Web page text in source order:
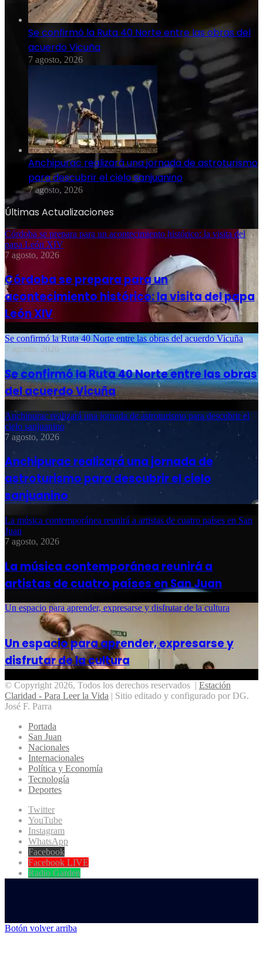
Se confirmó la Ruta 40 Norte entre las obras del
acuerdo Vicuña
7 agosto, 2026
Anchipurac realizará una jornada de astroturismo
para descubrir el cielo sanjuanino
7 agosto, 2026
Últimas Actualizaciones
Córdoba se prepara para un acontecimiento histórico: la visita del
papa León XIV
7 agosto, 2026
Córdoba se prepara para un
acontecimiento histórico: la visita del papa
León XIV
Se confirmó la Ruta 40 Norte entre las obras del acuerdo Vicuña
7 agosto, 2026
Se confirmó la Ruta 40 Norte entre las obras
del acuerdo Vicuña
Anchipurac realizará una jornada de astroturismo para descubrir el
cielo sanjuanino
7 agosto, 2026
Anchipurac realizará una jornada de
astroturismo para descubrir el cielo
sanjuanino
La música contemporánea reunirá a artistas de cuatro países en San
Juan
7 agosto, 2026
La música contemporánea reunirá a
artistas de cuatro países en San Juan
Un espacio para aprender, expresarse y disfrutar de la cultura
7 agosto, 2026
Un espacio para aprender, expresarse y
disfrutar de la cultura
© Copyright 2026, Todos los derechos reservados | Estación
Claridad - Para Leer la Vida | Sitio editado y configurado por DG.
José F. Parra
Portada
San Juan
Nacionales
Internacionales
Política y Economía
Tecnología
Deportes
Twitter
YouTube
Instagram
WhatsApp
Facebook
Facebook LIVE
Radio Garden
Botón volver arriba